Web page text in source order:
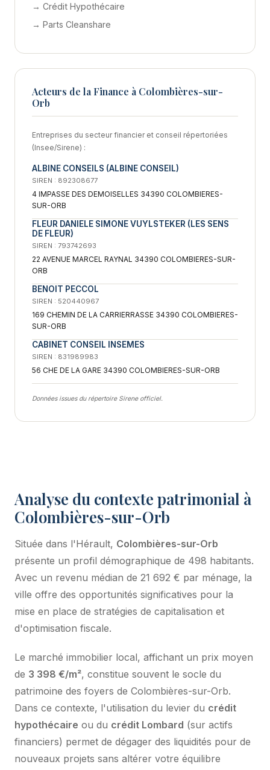
Analyse du contexte patrimonial à
Colombières-sur-Orb
Située dans l'Hérault, Colombières-sur-Orb
présente un profil démographique de 498 habitants.
Avec un revenu médian de 21 692 € par ménage, la
ville offre des opportunités significatives pour la
mise en place de stratégies de capitalisation et
d'optimisation fiscale.
Le marché immobilier local, affichant un prix moyen
de 3 398 €/m², constitue souvent le socle du
patrimoine des foyers de Colombières-sur-Orb.
Dans ce contexte, l'utilisation du levier du crédit
hypothécaire ou du crédit Lombard (sur actifs
financiers) permet de dégager des liquidités pour de
nouveaux projets sans altérer votre équilibre
→ Crédit Hypothécaire
→ Parts Cleanshare
Acteurs de la Finance à Colombières-sur-
Orb
Entreprises du secteur financier et conseil répertoriées
(Insee/Sirene) :
ALBINE CONSEILS (ALBINE CONSEIL)
SIREN : 892308677
4 IMPASSE DES DEMOISELLES 34390 COLOMBIERES-
SUR-ORB
FLEUR DANIELE SIMONE VUYLSTEKER (LES SENS
DE FLEUR)
SIREN : 793742693
22 AVENUE MARCEL RAYNAL 34390 COLOMBIERES-SUR-
ORB
BENOIT PECCOL
SIREN : 520440967
169 CHEMIN DE LA CARRIERRASSE 34390 COLOMBIERES-
SUR-ORB
CABINET CONSEIL INSEMES
SIREN : 831989983
56 CHE DE LA GARE 34390 COLOMBIERES-SUR-ORB
Données issues du répertoire Sirene officiel.